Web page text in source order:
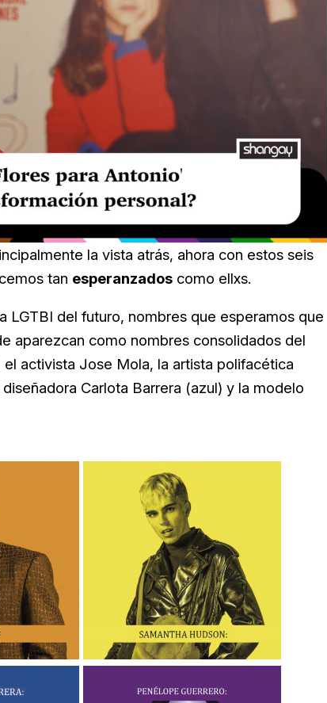
la vista atrás, ahora con estos seis
tan esperanzados como ellxs.
LGTBI del futuro, nombres que esperamos que
aparezcan como nombres consolidados del
activista Jose Mola, la artista polifacética
Carlota Barrera (azul) y la modelo